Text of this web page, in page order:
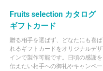
Fruits selection カタログ
ギフトカード
贈る相手を選ばず、どなたにも喜ば
れるギフトカードをオリジナルデザ
インで製作可能です。日頃の感謝を
伝えたい相手への御礼やキャンペー